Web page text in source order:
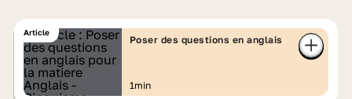
Article
Poser des questions en anglais
1min